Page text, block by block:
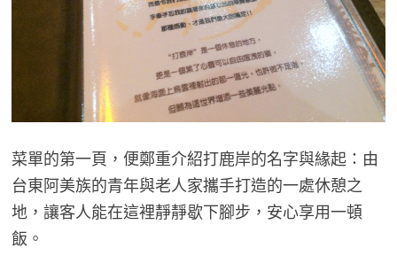
菜單的第一頁，便鄭重介紹打鹿岸的名字與緣起：由
台東阿美族的青年與老人家攜手打造的一處休憩之
地，讓客人能在這裡靜靜歇下腳步，安心享用一頓
飯。